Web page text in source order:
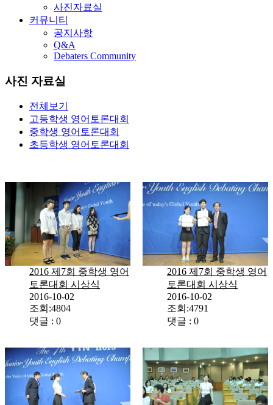
사진자료실
커뮤니티
공지사항
Q&A
Debaters Community
사진 자료실
전체보기
고등학생 영어토론대회
중학생 영어토론대회
초등학생 영어토론대회
2016 제7회 중학생 영어
토론대회 시상식
2016-10-02
조회:4804
댓글 : 0
2016 제7회 중학생 영어
토론대회 시상식
2016-10-02
조회:4791
댓글 : 0